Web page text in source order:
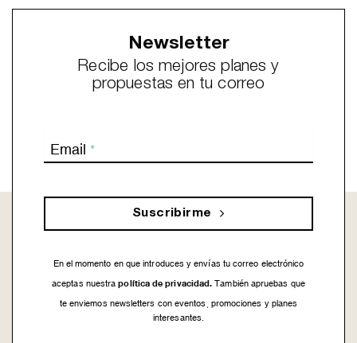
Newsletter
Recibe los mejores planes y
propuestas en tu correo
Email *
Suscribirme
En el momento en que introduces y envías tu correo electrónico
aceptas nuestra política de privacidad. También apruebas que
te enviemos newsletters con eventos, promociones y planes
interesantes.